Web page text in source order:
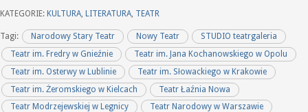
KATEGORIE: KULTURA LITERATURA TEATR
Tagi: Narodowy Stary Teatr Nowy Teatr
STUDIO teatrgaleria
Teatr im. Fredry w Gnieźnie
Teatr im. Jana Kochanowskiego w Opolu
Teatr im. Osterwy w Lublinie
Teatr im. Słowackiego w Krakowie
Teatr im. Żeromskiego w Kielcach
Teatr Łaźnia Nowa
Teatr Modrzejewskiej w Legnicy
Teatr Narodowy w Warszawie